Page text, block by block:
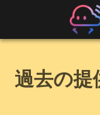
過去の提